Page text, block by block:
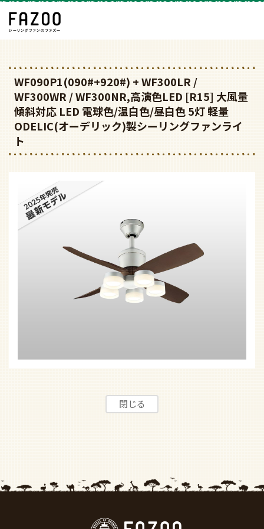
WF090P1(090#+920#) + WF300LR /
WF300WR / WF300NR,高演色LED [R15] 大風量
傾斜対応 LED 電球色/温白色/昼白色 5灯 軽量
ODELIC(オーデリック)製シーリングファンライ
ト